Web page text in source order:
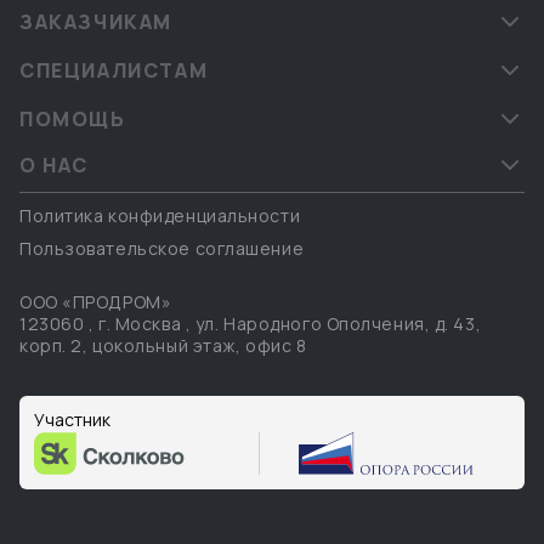
ЗАКАЗЧИКАМ
СПЕЦИАЛИСТАМ
ПОМОЩЬ
О НАС
Политика конфиденциальности
Пользовательское соглашение
ООО «ПРОДРОМ»
123060 , г. Москва , ул. Народного Ополчения, д. 43,
корп. 2, цокольный этаж, офис 8
Участник